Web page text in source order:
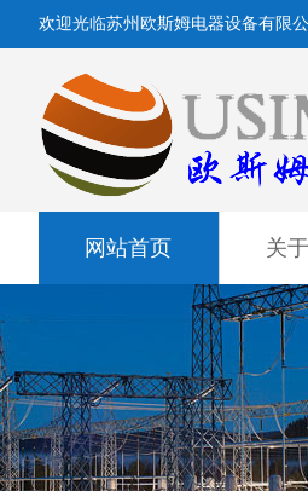
欢迎光临苏州欧斯姆电器设备有限
网站首页 关